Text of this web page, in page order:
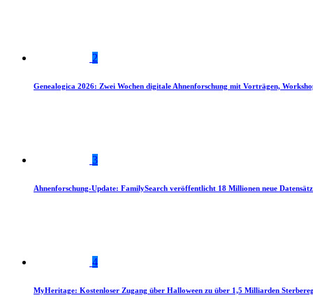
2
Genealogica 2026: Zwei Wochen digitale Ahnenforschung mit Vorträgen,
3
Ahnenforschung-Update: FamilySearch veröffentlicht 18 Millionen neue
4
MyHeritage: Kostenloser Zugang über Halloween zu über 1,5 Milliarden